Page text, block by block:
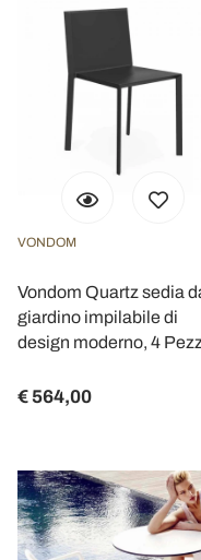
VONDOM
Vondom Quartz sedia
giardino impilabile di
design moderno, 4
€ 564,00